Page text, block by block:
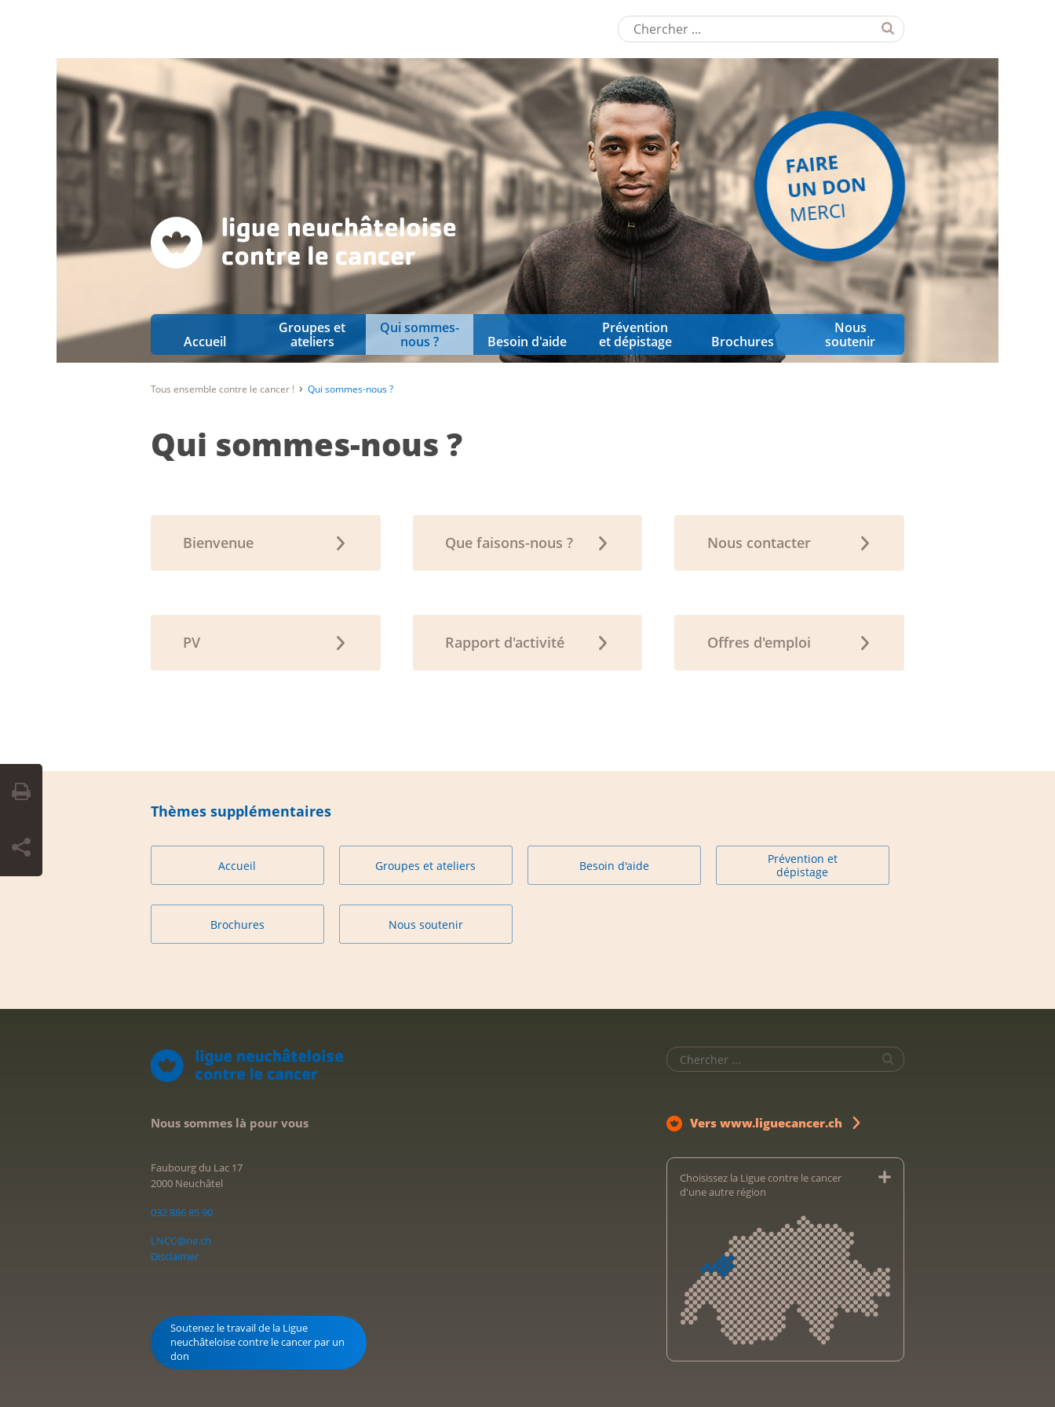
FAIRE
UN DON
MERCI
Accueil
Groupes et
ateliers
Qui sommes-
nous ?
Besoin d'aide
Prévention
et dépistage
Brochures
Nous
soutenir
Tous ensemble contre le cancer ! Qui sommes-nous ?
Qui sommes-nous ?
Bienvenue Que faisons-nous ? Nous contacter
PV Rapport d'activité Offres d'emploi
Thèmes supplémentaires
Accueil Groupes et ateliers Besoin d'aide
Prévention et
dépistage
Brochures Nous soutenir
Nous sommes là pour vous
Faubourg du Lac 17
2000 Neuchâtel
032 886 85 90
LNCC@ne.ch
Disclaimer
Soutenez le travail de la Ligue
neuchâteloise contre le cancer par un
don
Vers www.liguecancer.ch
Choisissez la Ligue contre le cancer
d'une autre région